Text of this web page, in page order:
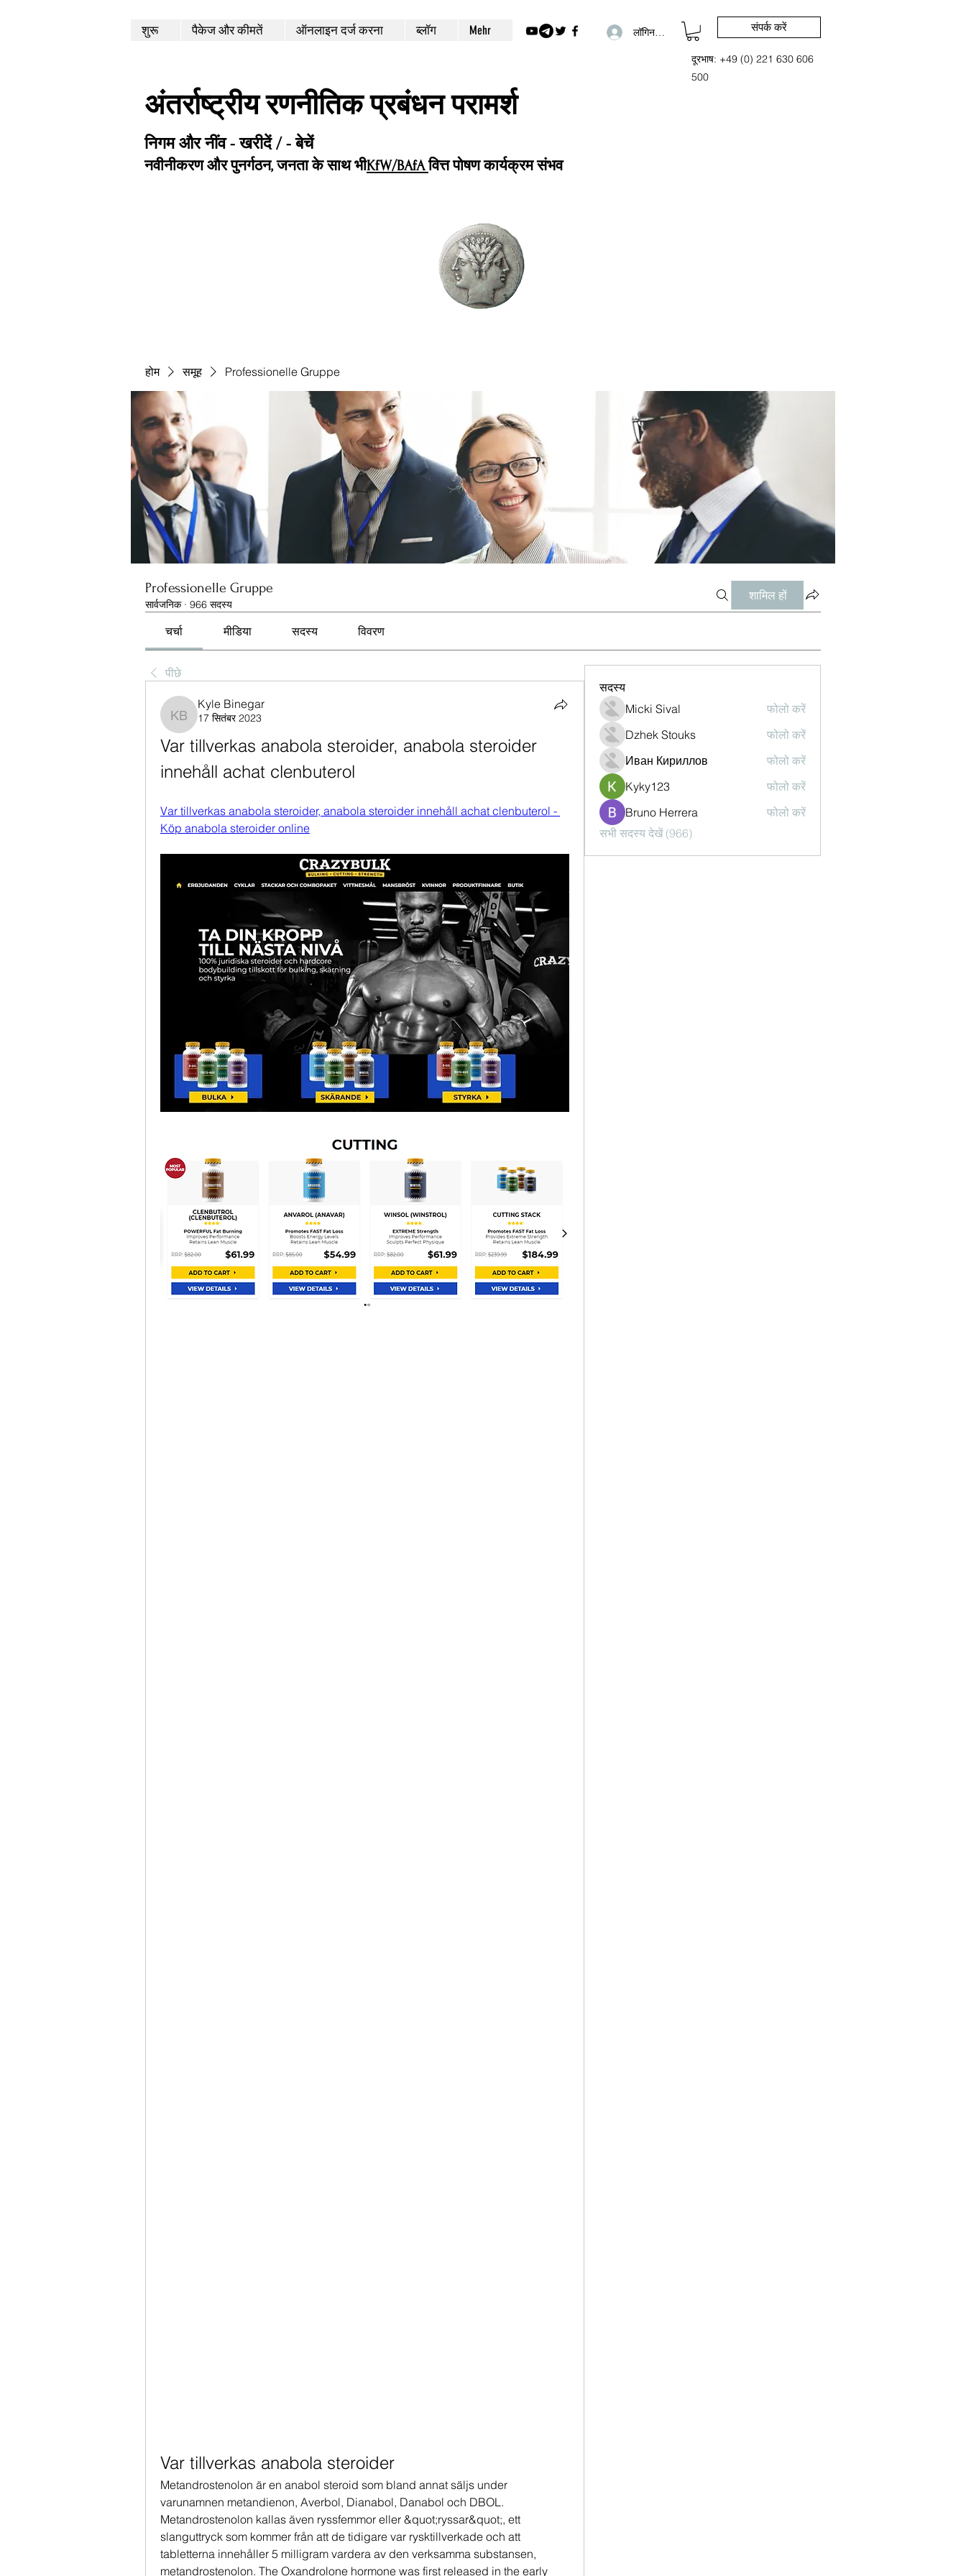
शुरू पैकेज और कीमतें ऑनलाइन दर्ज करना ब्लॉग Mehr लॉगिन करें संपर्क करें
दूरभाष: +49 (0) 221 630 606
500
अंतर्राष्ट्रीय रणनीतिक प्रबंधन परामर्श
निगम और नींव - खरीदें / - बेचें
नवीनीकरण और पुनर्गठन, जनता के साथ भीKfW/BAfAवित्त पोषण कार्यक्रम संभव
होम समूह Professionelle Gruppe
Professionelle Gruppe
सार्वजनिक · 966 सदस्य
शामिल हों
चर्चा मीडिया सदस्य विवरण
पीछे
Kyle Binegar
Kyle Binegar
17 सितंबर 2023
Var tillverkas anabola steroider, anabola steroider
innehåll achat clenbuterol
Var tillverkas anabola steroider, anabola steroider innehåll achat clenbuterol -
Köp anabola steroider online
Var tillverkas anabola steroider
Metandrostenolon är en anabol steroid som bland annat säljs under
varunamnen metandienon, Averbol, Dianabol, Danabol och DBOL.
Metandrostenolon kallas även ryssfemmor eller &quot;ryssar&quot;, ett
slanguttryck som kommer från att de tidigare var rysktillverkade och att
tabletterna innehåller 5 milligram vardera av den verksamma substansen,
metandrostenolon. The Oxandrolone hormone was first released in the early
सदस्य
Micki Sival
फोलो करें
Dzhek Stouks
फोलो करें
Иван Кириллов
फोलो करें
Kyky123
फोलो करें
Bruno Herrera
फोलो करें
सभी सदस्य देखें (966)